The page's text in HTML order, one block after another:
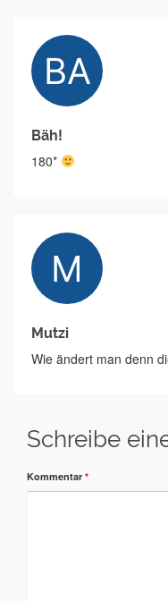
Bäh!
180*
Mutzi
Wie ändert man denn
Schreibe
Kommentar *